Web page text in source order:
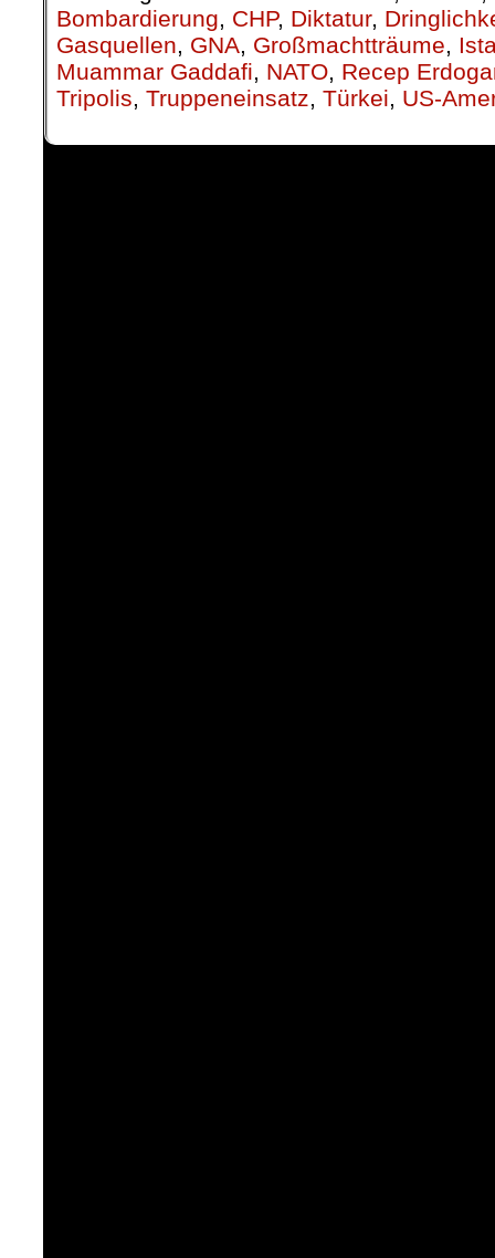
Bombardierung, CHP, Diktatur,
Gasquellen, GNA, Großmachtträume,
Muammar Gaddafi, NATO, Recep
Tripolis, Truppeneinsatz, Türkei, US-